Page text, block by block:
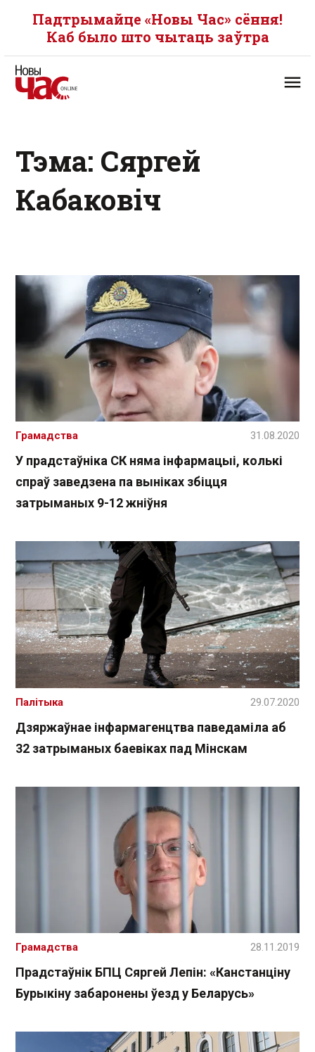
Падтрымайце «Новы Час» сёння!
Каб было што чытаць заўтра
Тэма: Сяргей
Кабаковіч
У прадстаўніка СК няма інфармацыі, колькі
спраў заведзена па выніках збіцця
затрыманых 9-12 жніўня
Грамадства 31.08.2020
Дзяржаўнае інфармагенцтва паведаміла аб
32 затрыманых баевіках пад Мінскам
Палітыка 29.07.2020
Прадстаўнік БПЦ Сяргей Лепін: «Канстанціну
Бурыкіну забаронены ўезд у Беларусь»
Грамадства 28.11.2019